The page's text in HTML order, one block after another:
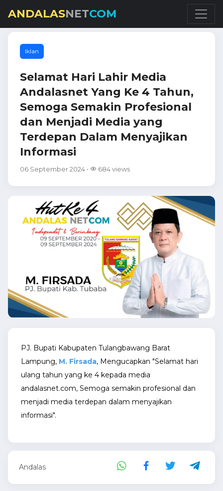
ANDALASNETCOM
Iklan
Selamat Hari Lahir Media
Andalasnet Yang Ke 4 Tahun,
Semoga Semakin Profesional
dan Menjadi Media yang
Terdepan Dalam Menyajikan
Informasi
06 September 2024 • 684 views
PJ. Bupati Kabupaten Tulangbawang Barat
Lampung, M. Firsada, Mengucapkan "Selamat hari
ulang tahun yang ke 4 kepada media
andalasnet.com, Semoga semakin profesional dan
menjadi media terdepan dalam menyajikan
informasi".
Andalas